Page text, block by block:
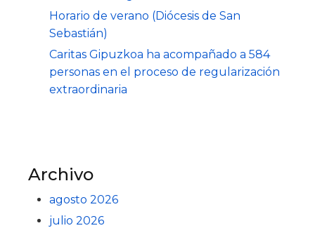
Horario de verano (Diócesis de San
Sebastián)
Caritas Gipuzkoa ha acompañado a 584
personas en el proceso de regularización
extraordinaria
Archivo
agosto 2026
julio 2026